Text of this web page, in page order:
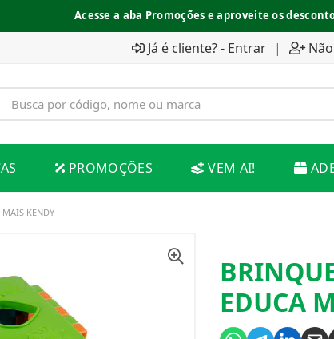
Acesse a aba Promoções e aproveite os
Já é cliente? - Entrar |
PROMOÇÕES VEM AI!
KENDY
EDUCA